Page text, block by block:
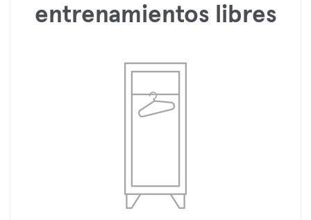
entrenamientos libres